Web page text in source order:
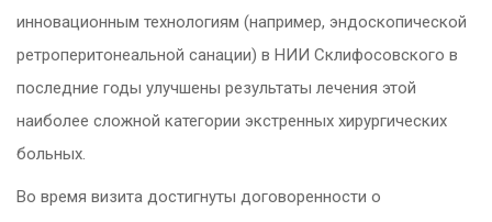
инновационным технологиям (например, эндоскопической
ретроперитонеальной санации) в НИИ Склифосовского в
последние годы улучшены результаты лечения этой
наиболее сложной категории экстренных хирургических
больных.
Во время визита достигнуты договоренности о